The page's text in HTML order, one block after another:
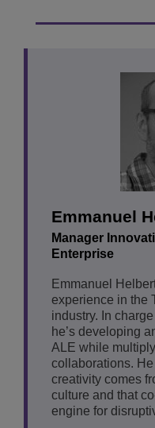
Emmanuel
Manager
Enterprise
Emmanuel
experience in the
industry. In
he’s developing
ALE while
collaborations.
creativity comes
culture and that
engine for